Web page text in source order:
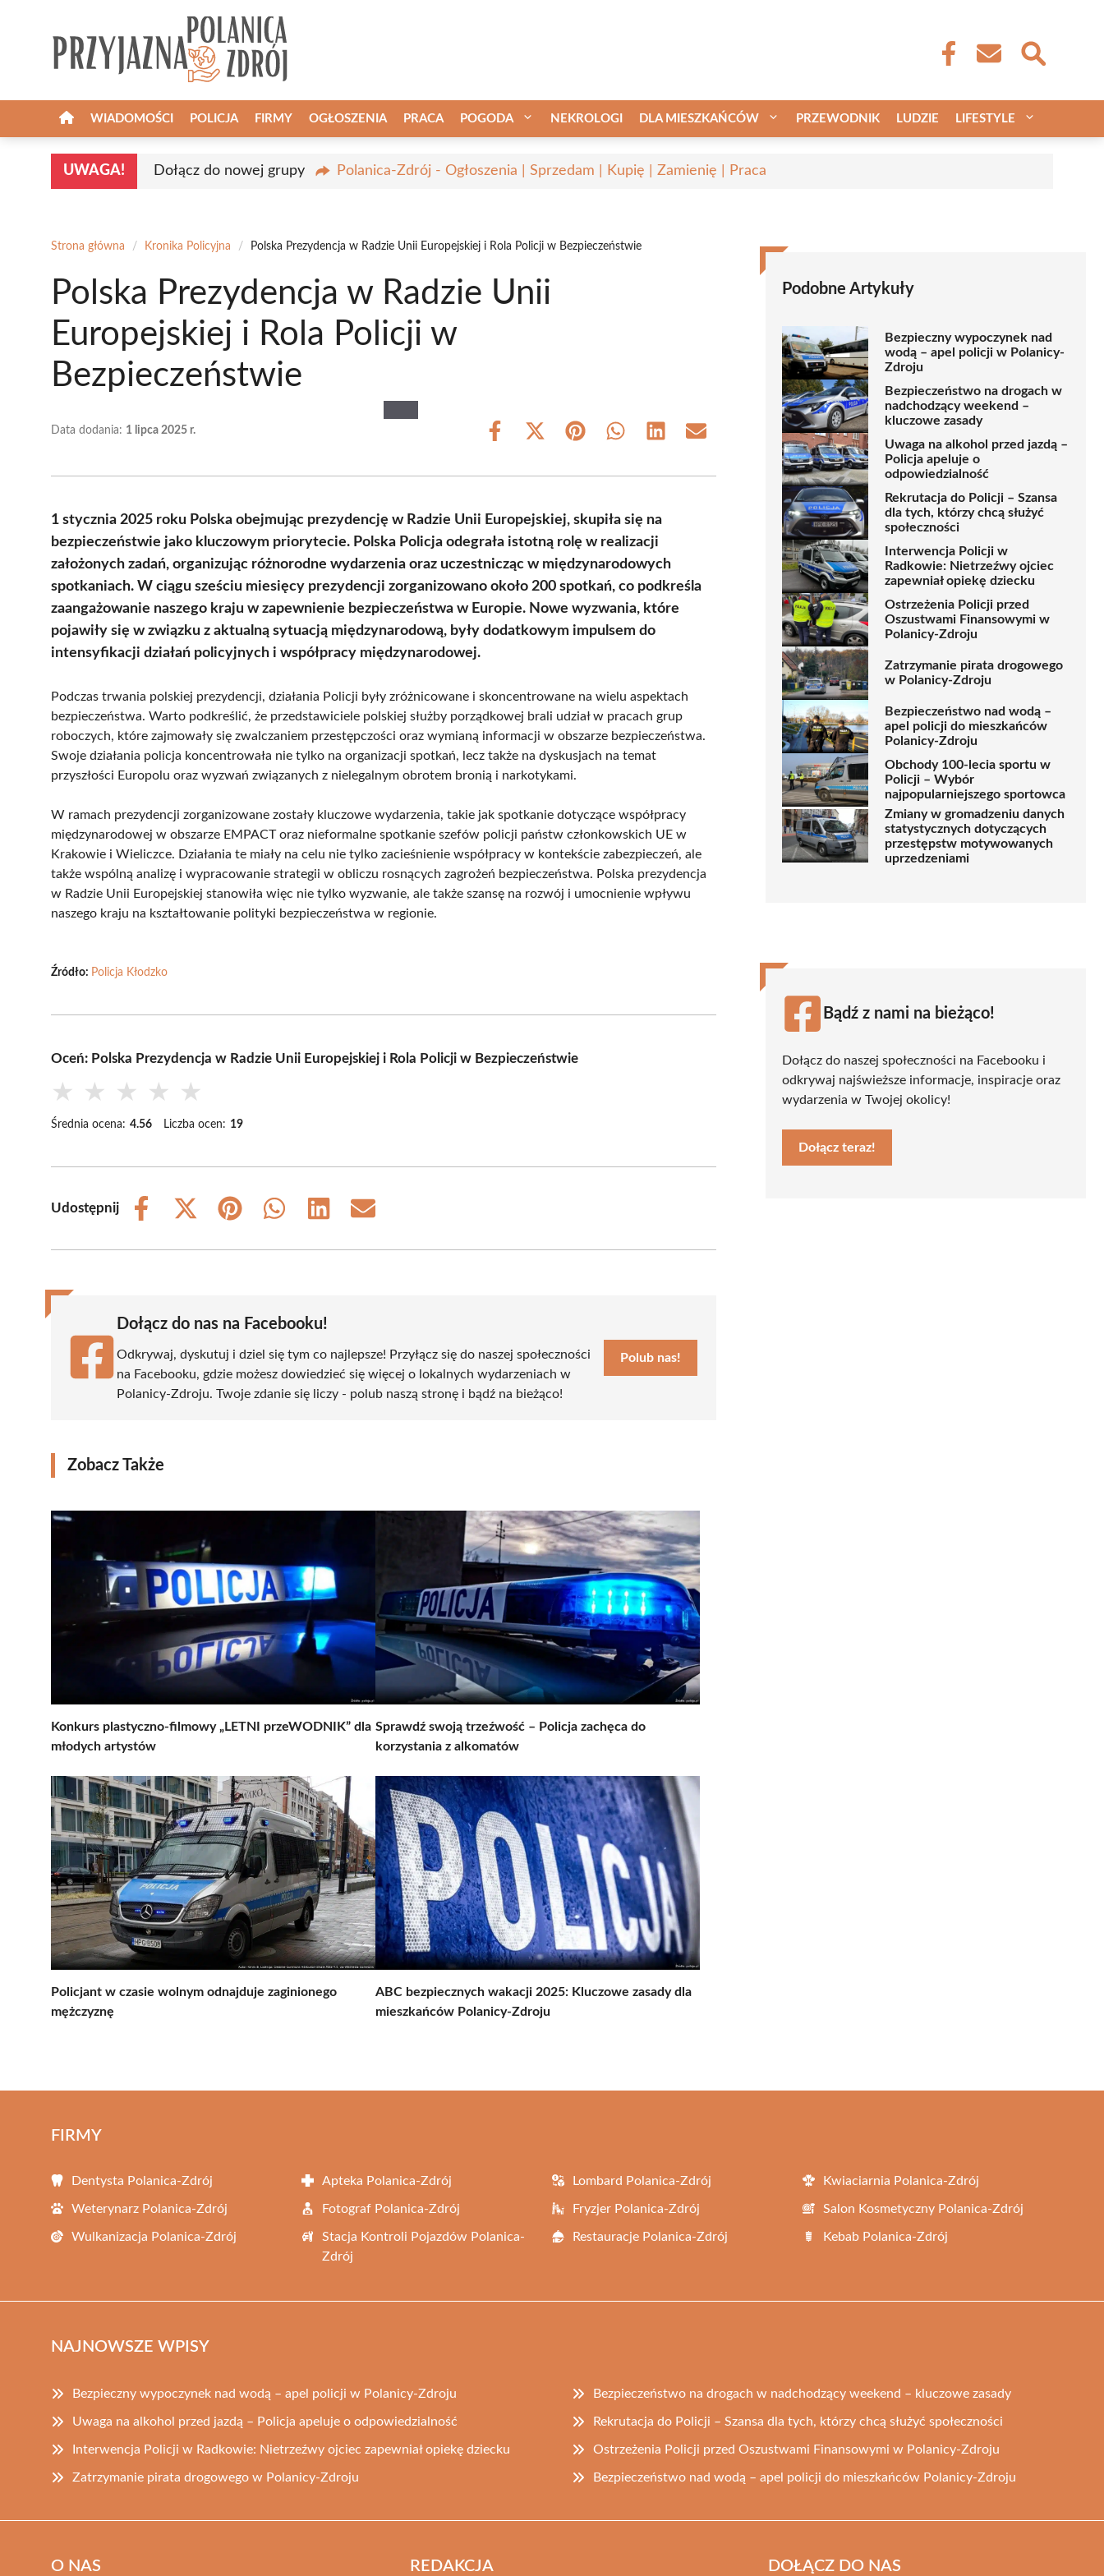
WIADOMOŚCI POLICJA FIRMY OGŁOSZENIA PRACA POGODA NEKROLOGI DLA MIESZKAŃCÓW PRZEWODNIK LUDZIE LIFESTYLE
UWAGA! Dołącz do nowej grupy Polanica-Zdrój - Ogłoszenia | Sprzedam | Kupię | Zamienię | Praca
Strona główna / Kronika Policyjna / Polska Prezydencja w Radzie Unii Europejskiej i Rola Policji w Bezpieczeństwie
Polska Prezydencja w Radzie Unii
Europejskiej i Rola Policji w
Bezpieczeństwie
Data dodania: 1 lipca 2025 r.
Share
Share
(Twitter)
Share Share Share Share
1 stycznia 2025 roku Polska obejmując prezydencję w Radzie Unii Europejskiej, skupiła się na
bezpieczeństwie jako kluczowym priorytecie. Polska Policja odegrała istotną rolę w realizacji
założonych zadań, organizując różnorodne wydarzenia oraz uczestnicząc w międzynarodowych
spotkaniach. W ciągu sześciu miesięcy prezydencji zorganizowano około 200 spotkań, co podkreśla
zaangażowanie naszego kraju w zapewnienie bezpieczeństwa w Europie. Nowe wyzwania, które
pojawiły się w związku z aktualną sytuacją międzynarodową, były dodatkowym impulsem do
intensyfikacji działań policyjnych i współpracy międzynarodowej.
Podczas trwania polskiej prezydencji, działania Policji były zróżnicowane i skoncentrowane na wielu aspektach
bezpieczeństwa. Warto podkreślić, że przedstawiciele polskiej służby porządkowej brali udział w pracach grup
roboczych, które zajmowały się zwalczaniem przestępczości oraz wymianą informacji w obszarze bezpieczeństwa.
Swoje działania policja koncentrowała nie tylko na organizacji spotkań, lecz także na dyskusjach na temat
przyszłości Europolu oraz wyzwań związanych z nielegalnym obrotem bronią i narkotykami.
W ramach prezydencji zorganizowane zostały kluczowe wydarzenia, takie jak spotkanie dotyczące współpracy
międzynarodowej w obszarze EMPACT oraz nieformalne spotkanie szefów policji państw członkowskich UE w
Krakowie i Wieliczce. Działania te miały na celu nie tylko zacieśnienie współpracy w kontekście zabezpieczeń, ale
także wspólną analizę i wypracowanie strategii w obliczu rosnących zagrożeń bezpieczeństwa. Polska prezydencja
w Radzie Unii Europejskiej stanowiła więc nie tylko wyzwanie, ale także szansę na rozwój i umocnienie wpływu
naszego kraju na kształtowanie polityki bezpieczeństwa w regionie.
Źródło: Policja Kłodzko
Oceń: Polska Prezydencja w Radzie Unii Europejskiej i Rola Policji w Bezpieczeństwie
★ ★ ★ ★ ★
Średnia ocena: 4.56 Liczba ocen: 19
Udostępnij
Share
Share
(Twitter)
Share
Share
Share
Share
Dołącz do nas na Facebooku!
Odkrywaj, dyskutuj i dziel się tym co najlepsze! Przyłącz się do naszej społeczności
na Facebooku, gdzie możesz dowiedzieć się więcej o lokalnych wydarzeniach w
Polanicy-Zdroju. Twoje zdanie się liczy - polub naszą stronę i bądź na bieżąco!
Polub nas!
Zobacz Także
Konkurs plastyczno-filmowy „LETNI przeWODNIK” dla
młodych artystów
Sprawdź swoją trzeźwość – Policja zachęca do
korzystania z alkomatów
Policjant w czasie wolnym odnajduje zaginionego
mężczyznę
ABC bezpiecznych wakacji 2025: Kluczowe zasady dla
mieszkańców Polanicy-Zdroju
Podobne Artykuły
Bezpieczny wypoczynek nad
wodą – apel policji w Polanicy-
Zdroju
Bezpieczeństwo na drogach w
nadchodzący weekend –
kluczowe zasady
Uwaga na alkohol przed jazdą –
Policja apeluje o
odpowiedzialność
Rekrutacja do Policji – Szansa
dla tych, którzy chcą służyć
społeczności
Interwencja Policji w
Radkowie: Nietrzeźwy ojciec
zapewniał opiekę dziecku
Ostrzeżenia Policji przed
Oszustwami Finansowymi w
Polanicy-Zdroju
Zatrzymanie pirata drogowego
w Polanicy-Zdroju
Bezpieczeństwo nad wodą –
apel policji do mieszkańców
Polanicy-Zdroju
Obchody 100-lecia sportu w
Policji – Wybór
najpopularniejszego sportowca
Zmiany w gromadzeniu danych
statystycznych dotyczących
przestępstw motywowanych
uprzedzeniami
Bądź z nami na bieżąco!
Dołącz do naszej społeczności na Facebooku i
odkrywaj najświeższe informacje, inspiracje oraz
wydarzenia w Twojej okolicy!
Dołącz teraz!
FIRMY
Dentysta Polanica-Zdrój Apteka Polanica-Zdrój Lombard Polanica-Zdrój Kwiaciarnia Polanica-Zdrój
Weterynarz Polanica-Zdrój Fotograf Polanica-Zdrój Fryzjer Polanica-Zdrój Salon Kosmetyczny Polanica-Zdrój
Wulkanizacja Polanica-Zdrój
Stacja Kontroli Pojazdów Polanica-
Zdrój
Restauracje Polanica-Zdrój Kebab Polanica-Zdrój
NAJNOWSZE WPISY
Bezpieczny wypoczynek nad wodą – apel policji w Polanicy-Zdroju Bezpieczeństwo na drogach w nadchodzący weekend – kluczowe zasady
Uwaga na alkohol przed jazdą – Policja apeluje o odpowiedzialność Rekrutacja do Policji – Szansa dla tych, którzy chcą służyć społeczności
Interwencja Policji w Radkowie: Nietrzeźwy ojciec zapewniał opiekę dziecku Ostrzeżenia Policji przed Oszustwami Finansowymi w Polanicy-Zdroju
Zatrzymanie pirata drogowego w Polanicy-Zdroju Bezpieczeństwo nad wodą – apel policji do mieszkańców Polanicy-Zdroju
O NAS REDAKCJA DOŁĄCZ DO NAS